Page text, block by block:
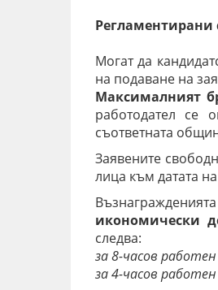
Регламентирани
Могат да
на подаване на
Максималният
работодател се
съответната
Заявените
лица към датата
икономически
следва:
за 8-часов
за 4-часов